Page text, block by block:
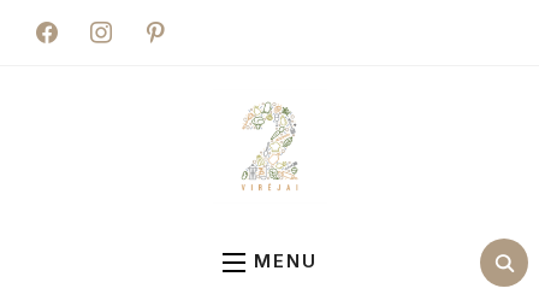
facebookinstagrampinterest
MENU